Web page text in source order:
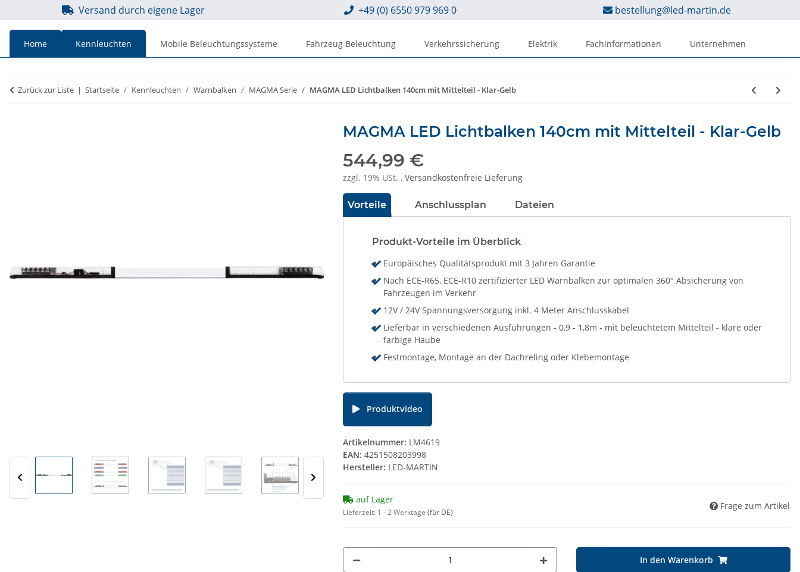
Versand durch eigene Lager +49 (0) 6550 979 969 0 bestellung@led-martin.de
Home Kennleuchten Mobile Beleuchtungssysteme Fahrzeug Beleuchtung Verkehrssicherung Elektrik Fachinformationen Unternehmen
inkl. MwSt.
zzgl. MwSt.
Zurück zur Liste Startseite Kennleuchten Warnbalken MAGMA Serie MAGMA LED Lichtbalken 140cm mit Mittelteil - Klar-Gelb
MAGMA LED Lichtbalken 140cm mit Mittelteil - Klar-Gelb
544,99 €
zzgl. 19% USt. , Versandkostenfreie Lieferung
Vorteile Anschlussplan Dateien
Produkt-Vorteile im Überblick
Europäisches Qualitätsprodukt mit 3 Jahren Garantie
Nach ECE-R65, ECE-R10 zertifizierter LED Warnbalken zur optimalen 360° Absicherung von
Fahrzeugen im Verkehr
12V / 24V Spannungsversorgung inkl. 4 Meter Anschlusskabel
Lieferbar in verschiedenen Ausführungen - 0,9 - 1,8m - mit beleuchtetem Mittelteil - klare oder
farbige Haube
Festmontage, Montage an der Dachreling oder Klebemontage
Produktvideo
Artikelnummer: LM4619
EAN: 4251508203998
Hersteller: LED-MARTIN
auf Lager
Lieferzeit: 1 - 2 Werktage (für DE)
Frage zum Artikel
In den Warenkorb